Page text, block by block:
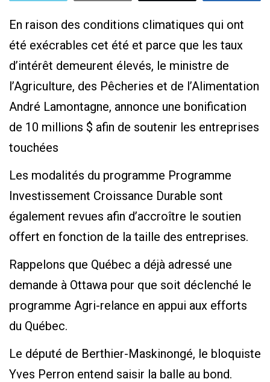
En raison des conditions climatiques qui ont
été exécrables cet été et parce que les taux
d’intérêt demeurent élevés, le ministre de
l’Agriculture, des Pêcheries et de l’Alimentation
André Lamontagne, annonce une bonification
de 10 millions $ afin de soutenir les entreprises
touchées
Les modalités du programme Programme
Investissement Croissance Durable sont
également revues afin d’accroître le soutien
offert en fonction de la taille des entreprises.
Rappelons que Québec a déjà adressé une
demande à Ottawa pour que soit déclenché le
programme Agri-relance en appui aux efforts
du Québec.
Le député de Berthier-Maskinongé, le bloquiste
Yves Perron entend saisir la balle au bond.